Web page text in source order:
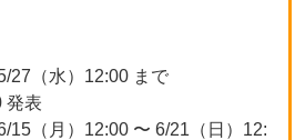
27（水）12:00 まで
発表
15（月）12:00 〜 6/21（日）12: